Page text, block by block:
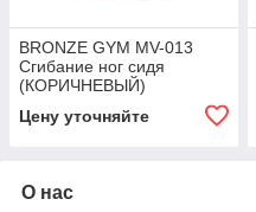
BRONZE GYM MV-013
Сгибание ног сидя
(КОРИЧНЕВЫЙ)
Цену уточняйте
О нас